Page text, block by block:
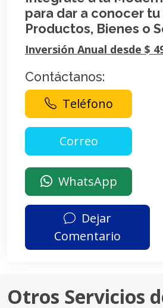
para dar a conocer tu
Productos, Bienes o
Inversión Anual desde $
Contáctanos:
Teléfono
WhatsApp
Dejar
Comentario
Otros Servicios